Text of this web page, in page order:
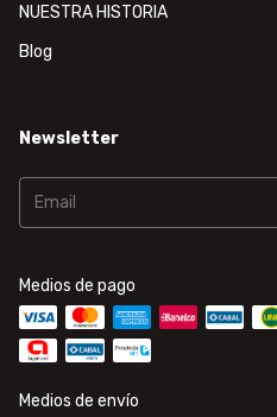
NUESTRA HISTORIA
Blog
Newsletter
Medios de pago
Medios de envío